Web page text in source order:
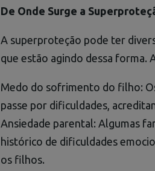
De Onde Surge a
A superproteção pode ter
que estão agindo dessa forma.
Medo do sofrimento do filho:
passe por dificuldades,
Ansiedade parental: Algumas
histórico de dificuldades
os filhos.